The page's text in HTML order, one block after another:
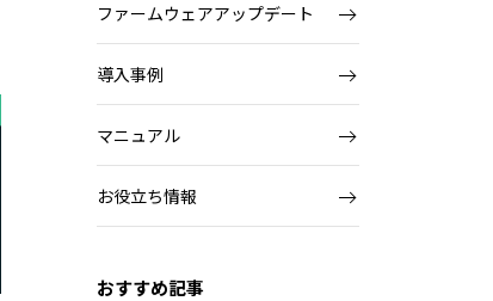
ファームウェアアップデート
導入事例
マニュアル
お役立ち情報
おすすめ記事